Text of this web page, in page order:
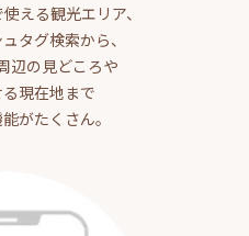
える観光エリア、
タグ検索から、
辺の見どころや
現在地まで
がたくさん。